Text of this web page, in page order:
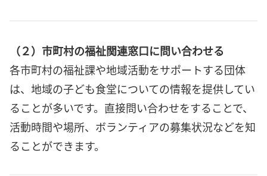
（２）市町村の福祉関連窓口に問い合わせる
各市町村の福祉課や地域活動をサポートする団体
は、地域の子ども食堂についての情報を提供してい
ることが多いです。直接問い合わせをすることで、
活動時間や場所、ボランティアの募集状況などを知
ることができます。